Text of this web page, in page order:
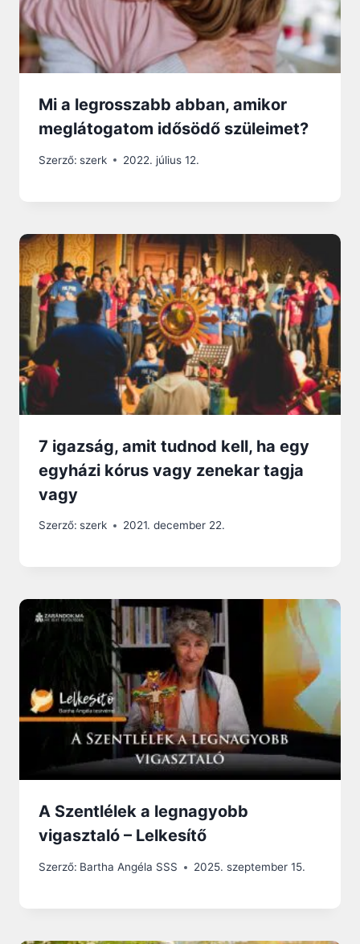
Mi a legrosszabb abban, amikor
meglátogatom idősödő szüleimet?
Szerző: szerk 2022. július 12.
7 igazság, amit tudnod kell, ha egy
egyházi kórus vagy zenekar tagja
vagy
Szerző: szerk 2021. december 22.
A Szentlélek a legnagyobb
vigasztaló – Lelkesítő
Szerző: Bartha Angéla SSS 2025. szeptember 15.